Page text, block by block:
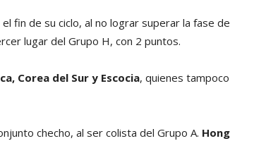
fin de su ciclo, al no lograr superar la fase de
lugar del Grupo H, con 2 puntos.
Corea del Sur y Escocia, quienes tampoco
checho, al ser colista del Grupo A. Hong